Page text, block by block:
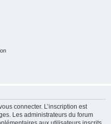
connecter. L’inscription est
Les administrateurs du forum